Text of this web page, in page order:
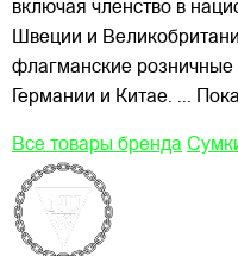
включая членство в
Швеции и
флагманские
Германии и Китае. ...
Все товары бренда